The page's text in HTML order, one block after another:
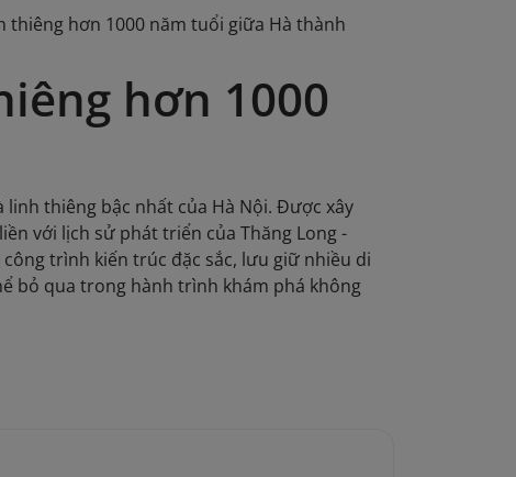
thiêng hơn 1000 năm tuổi giữa Hà thành
hơn 1000
thiêng bậc nhất của Hà Nội. Được xây
với lịch sử phát triển của Thăng Long -
trình kiến trúc đặc sắc, lưu giữ nhiều di
bỏ qua trong hành trình khám phá không